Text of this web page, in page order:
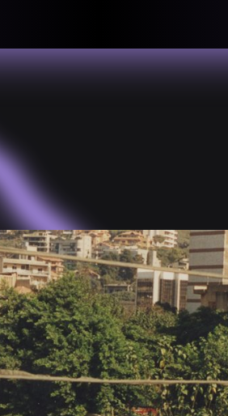
About
ماهيتنا
Colophon